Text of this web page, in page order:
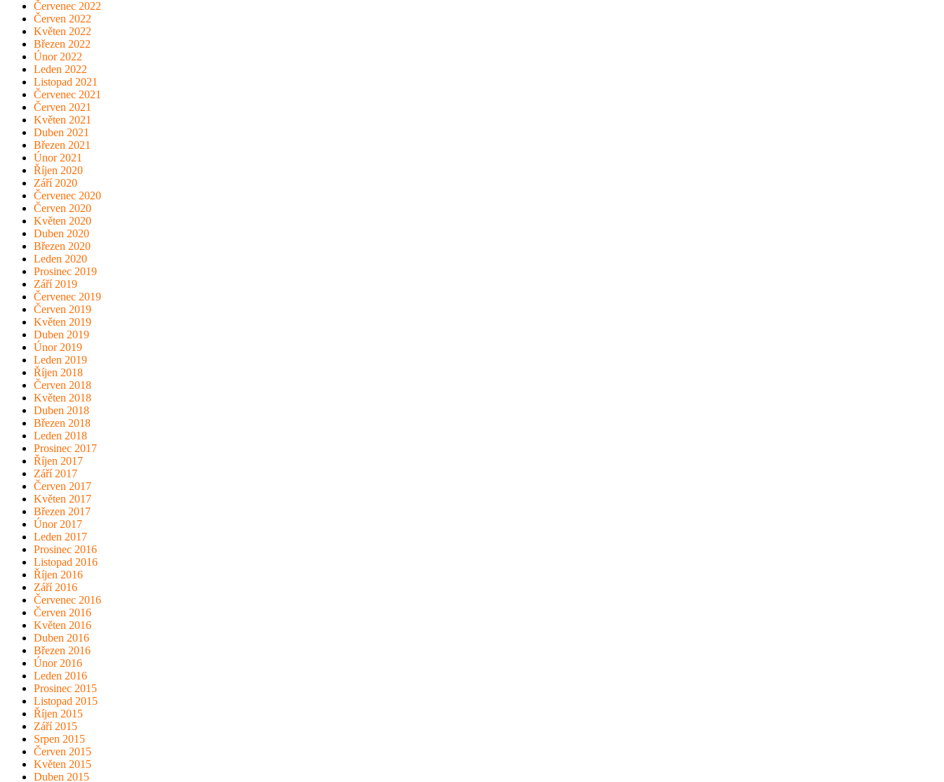
Červenec 2022
Červen 2022
Květen 2022
Březen 2022
Únor 2022
Leden 2022
Listopad 2021
Červenec 2021
Červen 2021
Květen 2021
Duben 2021
Březen 2021
Únor 2021
Říjen 2020
Září 2020
Červenec 2020
Červen 2020
Květen 2020
Duben 2020
Březen 2020
Leden 2020
Prosinec 2019
Září 2019
Červenec 2019
Červen 2019
Květen 2019
Duben 2019
Únor 2019
Leden 2019
Říjen 2018
Červen 2018
Květen 2018
Duben 2018
Březen 2018
Leden 2018
Prosinec 2017
Říjen 2017
Září 2017
Červen 2017
Květen 2017
Březen 2017
Únor 2017
Leden 2017
Prosinec 2016
Listopad 2016
Říjen 2016
Září 2016
Červenec 2016
Červen 2016
Květen 2016
Duben 2016
Březen 2016
Únor 2016
Leden 2016
Prosinec 2015
Listopad 2015
Říjen 2015
Září 2015
Srpen 2015
Červen 2015
Květen 2015
Duben 2015